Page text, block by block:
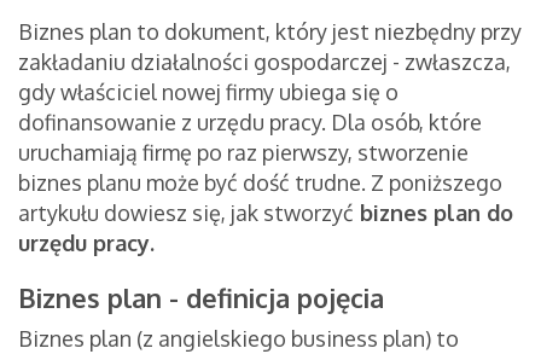
Biznes plan to dokument, który jest niezbędny przy
zakładaniu działalności gospodarczej - zwłaszcza,
gdy właściciel nowej firmy ubiega się o
dofinansowanie z urzędu pracy. Dla osób, które
uruchamiają firmę po raz pierwszy, stworzenie
biznes planu może być dość trudne. Z poniższego
artykułu dowiesz się, jak stworzyć biznes plan do
urzędu pracy.
Biznes plan - definicja pojęcia
Biznes plan (z angielskiego business plan) to